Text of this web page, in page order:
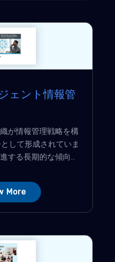
ェント情報管
が情報管理戦略を構
して形成されていま
する長期的な傾向...
More